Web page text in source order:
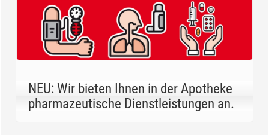
NEU: Wir bieten Ihnen in der Apotheke
pharmazeutische Dienstleistungen an.